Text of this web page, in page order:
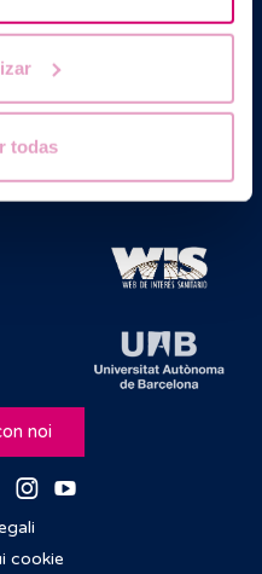
todas
noi
Facebook
Instagram
cookie